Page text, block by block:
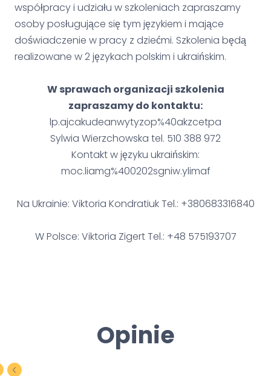
współpracy i udziału w szkoleniach zapraszamy
osoby posługujące się tym językiem i mające
doświadczenie w pracy z dziećmi. Szkolenia będą
realizowane w 2 językach polskim i ukraińskim.
W sprawach organizacji szkolenia
zapraszamy do kontaktu:
lp.ajcakudeanwytyzop%40akzcetpa
Sylwia Wierzchowska tel. 510 388 972
Kontakt w języku ukraińskim:
moc.liamg%400202sgniw.ylimaf
Na Ukrainie: Viktoria Kondratiuk Tel.: +380683316840
W Polsce: Viktoria Zigert Tel.: +48 575193707
Opinie